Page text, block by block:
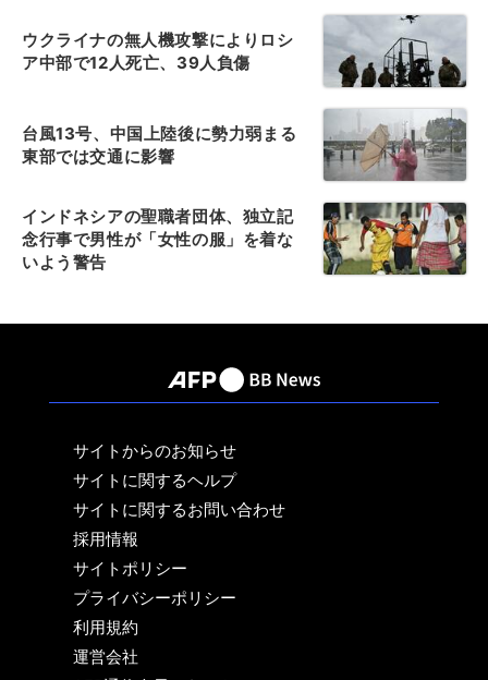
ウクライナの無人機攻撃によりロシ
ア中部で12人死亡、39人負傷
台風13号、中国上陸後に勢力弱まる
東部では交通に影響
インドネシアの聖職者団体、独立記
念行事で男性が「女性の服」を着な
いよう警告
サイトからのお知らせ
サイトに関するヘルプ
サイトに関するお問い合わせ
採用情報
サイトポリシー
プライバシーポリシー
利用規約
運営会社